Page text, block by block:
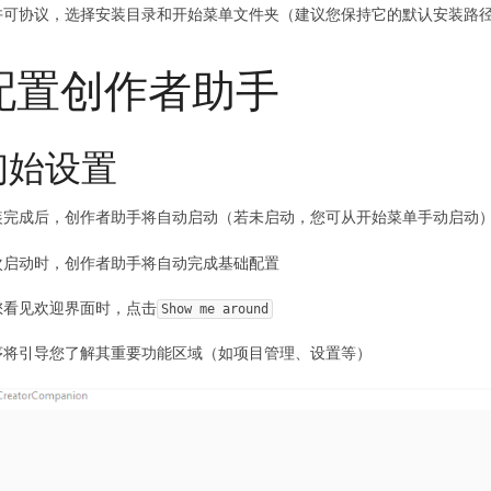
协议，选择安装目录和开始菜单文件夹（建议您保持它的默认安装路径
置创作者助手​
始设置​
成后，创作者助手将自动启动（若未启动，您可从开始菜单手动启动）
启动时，创作者助手将自动完成基础配置
看见欢迎界面时，点击 Show me around
引导您了解其重要功能区域（如项目管理、设置等）